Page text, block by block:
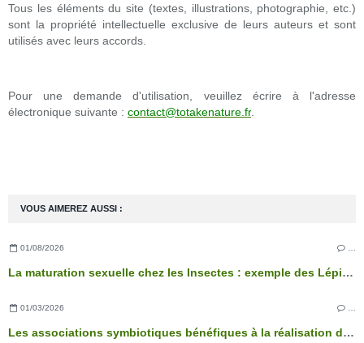
VOUS AIMEREZ AUSSI :
01/08/2026 …
La maturation sexuelle chez les Insectes : exemple des Lépidoptères
01/03/2026
Les associations symbiotiques bénéfiques à la réalisation des fonctions physiologiques de l’arbre
Tous les éléments du site (textes, illustrations, photographie, etc.)
sont la propriété intellectuelle exclusive de leurs auteurs et sont
utilisés avec leurs accords.
Pour une demande d'utilisation, veuillez écrire à l'adresse
électronique suivante : contact@totakenature.fr